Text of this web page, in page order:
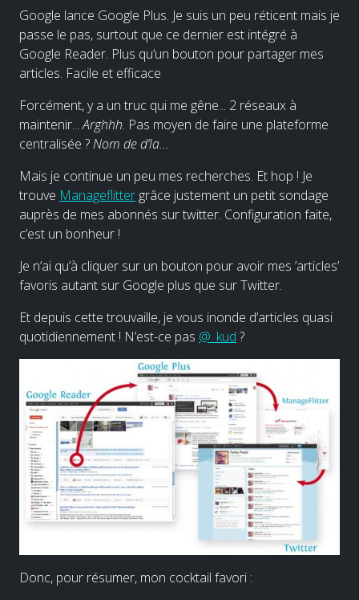
Google lance Google Plus. Je suis un peu réticent mais je
passe le pas, surtout que ce dernier est intégré à
Google Reader. Plus qu’un bouton pour partager mes
articles. Facile et efficace
Forcément, y a un truc qui me gêne... 2 réseaux à
maintenir...Arghhh. Pas moyen de faire une plateforme
centralisée ?Nom de d’la...
Mais je continue un peu mes recherches. Et hop ! Je
trouve Manageflitter grâce justement un petit sondage
auprès de mes abonnés sur twitter. Configuration faite,
c’est un bonheur !
Je n’ai qu’à cliquer sur un bouton pour avoir mes ’articles’
favoris autant sur Google plus que sur Twitter.
Et depuis cette trouvaille, je vous inonde d’articles quasi
quotidiennement ! N’est-ce pas @_kud ?
Donc, pour résumer, mon cocktail favori :